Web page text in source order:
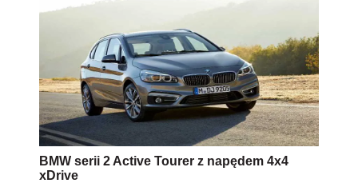
BMW serii 2 Active Tourer z napędem 4x4
xDrive